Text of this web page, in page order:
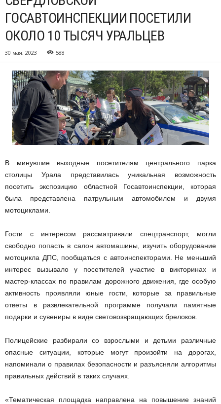
ГОСАВТОИНСПЕКЦИИ ПОСЕТИЛИ
ОКОЛО 10 ТЫСЯЧ УРАЛЬЦЕВ
30 мая, 2023 588
В минувшие выходные посетителям центрального парка
столицы Урала представилась уникальная возможность
посетить экспозицию областной Госавтоинспекции, которая
была представлена патрульным автомобилем и двумя
мотоциклами.
Гости с интересом рассматривали спецтранспорт, могли
свободно попасть в салон автомашины, изучить оборудование
мотоцикла ДПС, пообщаться с автоинспекторами. Не меньший
интерес вызывало у посетителей участие в викторинах и
мастер-классах по правилам дорожного движения, где особую
активность проявляли юные гости, которые за правильные
ответы в развлекательной программе получали памятные
подарки и сувениры в виде световозвращающих брелоков.
Полицейские разбирали со взрослыми и детьми различные
опасные ситуации, которые могут произойти на дорогах,
напоминали о правилах безопасности и разъясняли алгоритмы
правильных действий в таких случаях.
«Тематическая площадка направлена на повышение знаний